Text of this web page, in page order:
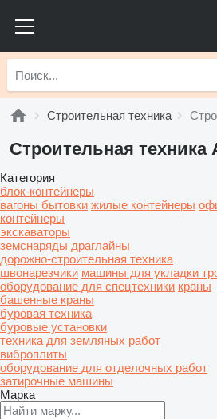
Строительная техника
Строительная техника
Категория
блок-контейнеры
вагоны бытовки жилые контейнеры
контейнеры
экскаваторы
земснаряды драглайны
дорожно-строительная техника
швонарезчики машины для укладки
оборудование для спецтехники краны
башенные краны
буровая техника
буровые установки
техника для земляных работ
виброплиты
оборудование для отделочных работ
затирочные машины
Марка